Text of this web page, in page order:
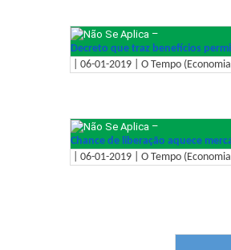
–
Decreto que traz benefícios
| 06-01-2019 | O Tempo
–
Chance de liberação aquece
| 06-01-2019 | O Tempo